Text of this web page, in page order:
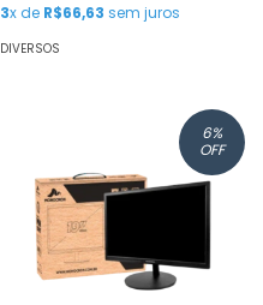
3x de R$66,63 sem juros
DIVERSOS
6%
OFF